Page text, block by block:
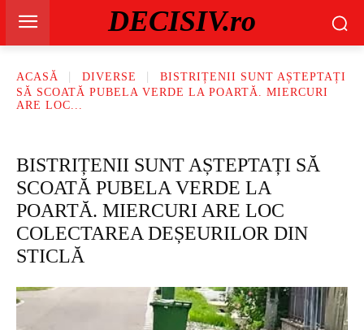
DECISIV.ro
ACASĂ DIVERSE
BISTRIȚENII SUNT AȘTEPTAȚI
SĂ SCOATĂ PUBELA VERDE LA POARTĂ. MIERCURI
ARE LOC...
BISTRIȚENII SUNT AȘTEPTAȚI SĂ
SCOATĂ PUBELA VERDE LA
POARTĂ. MIERCURI ARE LOC
COLECTAREA DEȘEURILOR DIN
STICLĂ